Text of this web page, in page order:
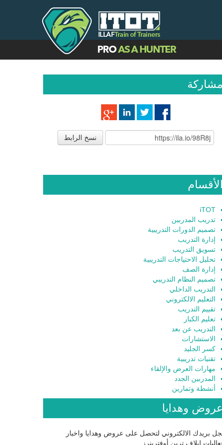
مشاركة
نسخ الرابط
الأقسام
iTOT
تدريب المدربين
تصميم الدورات التدريبية
إدارة التدريب
تسويق التدريب
تحليل الاحتياجات التدريبية
إدارة الصف
تصميم النظام التدريبي
التدريب الداخلي
التعليم الالكتروني
تقييم التدريب
تعليم الكبار
التدريب عن بعد
الاستشارات
كسر الجليد
تقنيات تدريبية
مهارات العرض والإلقاء
المدربين الجدد
أنشطة وتمارين
عروض وهدايا
بريدك الالكتروني لتحصل على عروض وهدايا واخبار
إيلاف ترين أوفترينرز